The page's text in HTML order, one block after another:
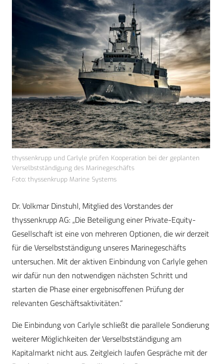
thyssenkrupp und Carlyle prüfen Kooperation bei der geplanten
Verselbstständigung des Marinegeschäfts
Foto: thyssenkrupp Marine Systems
Dr. Volkmar Dinstuhl, Mitglied des Vorstandes der
thyssenkrupp AG: „Die Beteiligung einer Private-Equity-
Gesellschaft ist eine von mehreren Optionen, die wir derzeit
für die Verselbstständigung unseres Marinegeschäfts
untersuchen. Mit der aktiven Einbindung von Carlyle gehen
wir dafür nun den notwendigen nächsten Schritt und
starten die Phase einer ergebnisoffenen Prüfung der
relevanten Geschäftsaktivitäten.“
Die Einbindung von Carlyle schließt die parallele Sondierung
weiterer Möglichkeiten der Verselbstständigung am
Kapitalmarkt nicht aus. Zeitgleich laufen Gespräche mit der